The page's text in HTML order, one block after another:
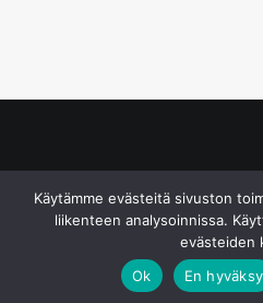
Käytämme evästeitä sivuston
liikenteen analysoinnissa.
evästeiden
Ok
En hyväksy